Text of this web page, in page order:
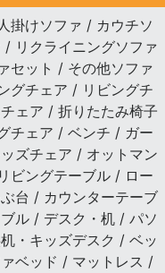
掛けソファ / カウチソ
リクライニングソファ
セット / その他ソファ
グチェア / リビングチ
ェア / 折りたたみ椅子
チェア / ベンチ / ガー
ズチェア / オットマン
ビングテーブル / ロー
台 / カウンターテーブ
ル / デスク・机 / パソ
・キッズデスク / ベッ
ベッド / マットレス /